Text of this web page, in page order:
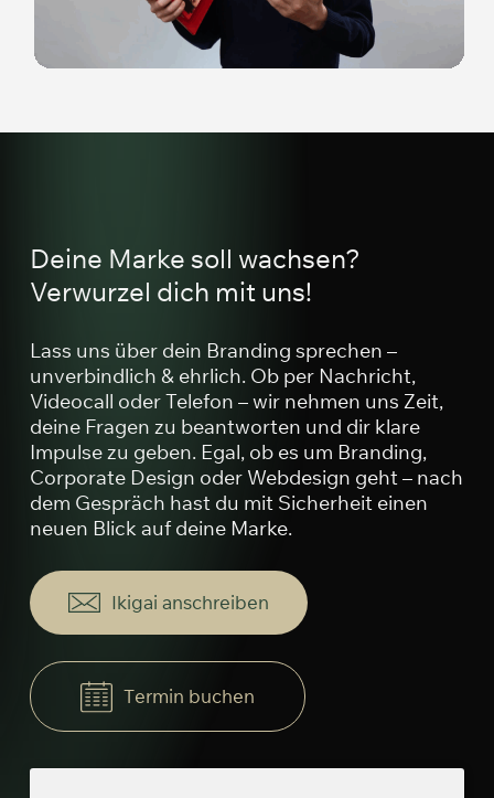
eigenen Auftritt schaffen. Du weißt nicht wie? Frag
Deine Marke soll wachsen?
Verwurzel dich mit uns!
Lass uns über dein Branding sprechen –
unverbindlich & ehrlich. Ob per Nachricht,
Videocall oder Telefon – wir nehmen uns Zeit,
deine Fragen zu beantworten und dir klare
Impulse zu geben. Egal, ob es um Branding,
Corporate Design oder Webdesign geht – nach
dem Gespräch hast du mit Sicherheit einen
neuen Blick auf deine Marke.
Ikigai anschreiben
Termin buchen